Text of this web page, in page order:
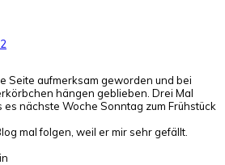
Seite aufmerksam geworden und bei
hängen geblieben. Drei Mal
nächste Woche Sonntag zum Frühstück
mal folgen, weil er mir sehr gefällt.